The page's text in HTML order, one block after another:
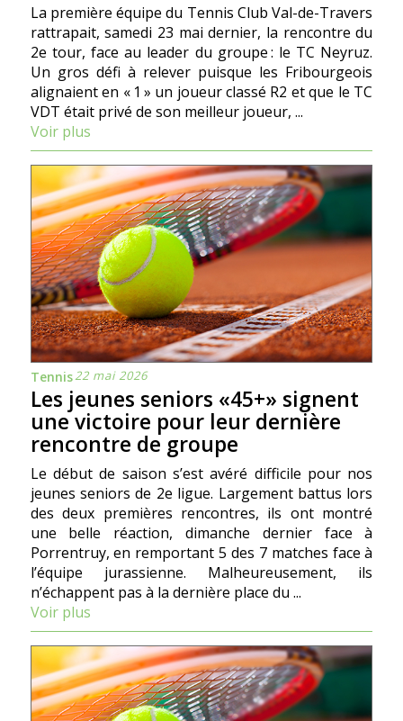
La première équipe du Tennis Club Val-de-Travers
rattrapait, samedi 23 mai dernier, la rencontre du
2e tour, face au leader du groupe : le TC Neyruz.
Un gros défi à relever puisque les Fribourgeois
alignaient en « 1 » un joueur classé R2 et que le TC
VDT était privé de son meilleur joueur, ...
Voir plus
Tennis22 mai 2026
Les jeunes seniors «45+» signent
une victoire pour leur dernière
rencontre de groupe
Le début de saison s’est avéré difficile pour nos
jeunes seniors de 2e ligue. Largement battus lors
des deux premières rencontres, ils ont montré
une belle réaction, dimanche dernier face à
Porrentruy, en remportant 5 des 7 matches face à
l’équipe jurassienne. Malheureusement, ils
n’échappent pas à la dernière place du ...
Voir plus